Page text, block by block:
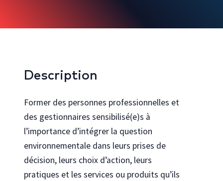
Description
Former des personnes professionnelles et
des gestionnaires sensibilisé(e)s à
l’importance d’intégrer la question
environnementale dans leurs prises de
décision, leurs choix d’action, leurs
pratiques et les services ou produits qu’ils
Cocréez avec nous
Découvrez comment personnaliser nos formations pour votre
organisation
Programmes
Explorez les programmes en technologies de l’Université Laval
Se connecter au portail gouvernemental
Vous travaillez pour le gouvernement du Québec ? Accéder à votre